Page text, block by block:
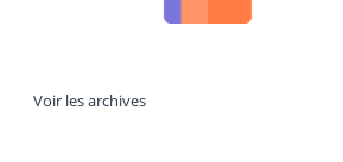
Voir les archives